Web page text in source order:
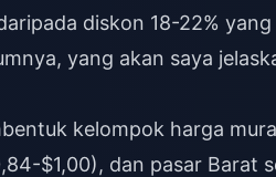
diskon 18-22%
yang akan saya
kelompok harga
$1,00), dan pasar Barat